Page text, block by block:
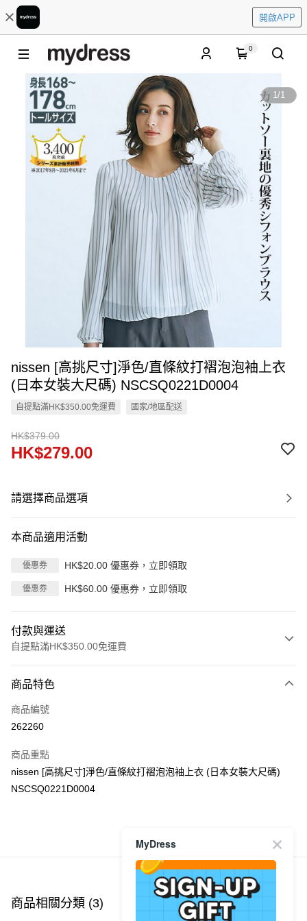
開啟APP
0
1/1
nissen [高挑尺寸]淨色/直條紋打褶泡泡袖上衣
(日本女裝大尺碼) NSCSQ0221D0004
自提點滿HK$350.00免運費 國家/地區配送
HK$379.00
HK$279.00
請選擇商品選項
本商品適用活動
優惠券 HK$20.00 優惠券，立即領取
優惠券 HK$60.00 優惠券，立即領取
付款與運送
自提點滿HK$350.00免運費
信用卡
Apple Pay
PayMe
WeChat Pay
每筆HK$40.00，滿HK$350.00或以上免運費
每筆HK$40.00，滿HK$350.00或以上免運費
商品特色
商品編號
262260
商品重點
nissen [高挑尺寸]淨色/直條紋打褶泡泡袖上衣 (日本女裝大尺碼)
NSCSQ0221D0004
商品推薦
商品相關分類 (3)
MyDress